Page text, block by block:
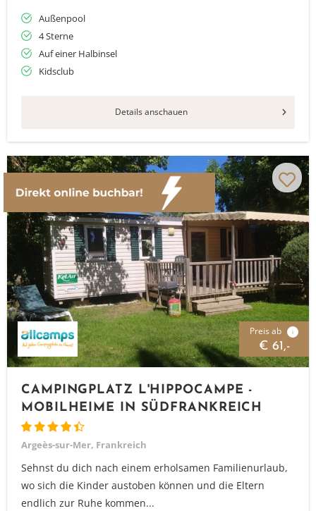
Außenpool
4 Sterne
Auf einer Halbinsel
Kidsclub
Details anschauen
Preis ab i
€ 61,-
CAMPINGPLATZ L'HIPPOCAMPE -
MOBILHEIME IN SÜDFRANKREICH
Argeès-sur-Mer, Frankreich
Sehnst du dich nach einem erholsamen Familienurlaub,
wo sich die Kinder austoben können und die Eltern
endlich zur Ruhe kommen...